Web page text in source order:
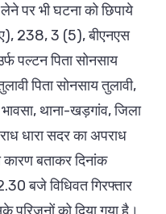
पर भी घटना को छिपाये
238, 3 (5), बीएनएस
पल्टन पिता सोनसाय
पिता सोनसाय तुलावी,
थाना-खड़गांव, जिला
धारा सदर का अपराध
कारण बताकर दिनांक
बजे विधिवत गिरफ्तार